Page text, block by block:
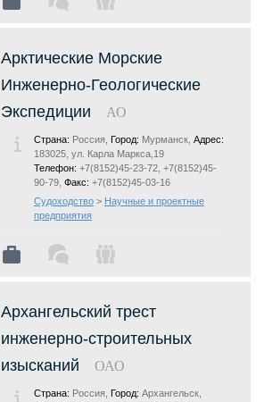
Арктические Морские
Инженерно-Геологические
Экспедиции
АО
Страна: Россия, Город: Мурманск, Адрес:
183025, ул. Карла Маркса,19
Телефон: +7(8152)45-23-72, +7(8152)45-
90-79, Факс: +7(8152)45-03-16
Судоходство > Научные и проектные
предприятия
Архангельский трест
инженерно-строительных
изысканий
ОАО
Страна: Россия, Город: Архангельск,